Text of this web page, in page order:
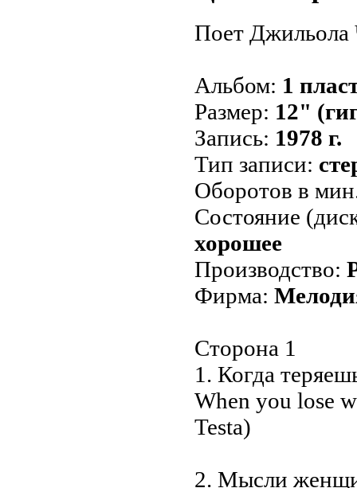
Поет Джильола
Альбом: 1
Размер: 12"
Запись: 1978 г.
Тип записи:
Оборотов в
Состояние
хорошее
Производство:
Фирма:
Сторона 1
1. Когда
When you lose
Testa)
2. Мысли